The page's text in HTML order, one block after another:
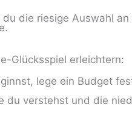
die riesige Auswahl
Glücksspiel erleichtern:
lege ein Budget
du verstehst und die